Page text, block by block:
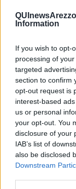
Information
If you wish to opt-
processing of
targeted
section to confirm
opt-out request is
interest-based
us or personal
your opt-out. You
disclosure of your
IAB’s list of
also be disclosed
Downstream
TERRANUOVA
che si è portato via
Terranuovada giorni
i familiari avevano
uno striscione con
Un cartello che lei
poteva vedere ma
incoraggiarla anche
guarigione. Invece
Covid.